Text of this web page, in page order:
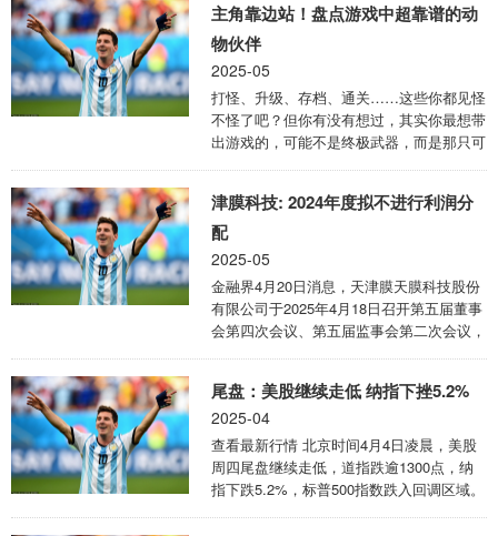
维护项目参建各方主体、农民工合法权益以
及促进建筑业高质量发展提供强有力的制度
保障。在取得综合治理成效的同时，也存在
个别参建主体款项拨付不及时、尾款或薪资
产生纠纷等问题。 现公布两起欠款欠薪处
置典型案例，请各参建主体引以为戒，举一
反三，提升合同履约意识，确保工程款、工
人工资按合同约定及时足额支付，自身权益
受 ...
主角靠边站！盘点游戏中超靠谱的动
物伙伴
2025-05
打怪、升级、存档、通关……这些你都见怪
不怪了吧？但你有没有想过，其实你最想带
出游戏的，可能不是终极武器，而是那只可
到骨子里的“萌宠担当”，看看你最想rua哪一
个！ 皮卡丘——《宝可梦》 说到游戏界的
动物伙伴扛把子，皮卡丘绝对是C位出道级
别。作为《宝可梦》系列的招牌形象，这只
黄黄的电气老鼠凭借圆滚滚的造型、软萌的
叫声和不容小觑的“十万伏特”，绝对是一众
玩家心中难以替代的经典。在动画中，它更
是小智的亲密战友，忠诚又有个性。 ...
津膜科技: 2024年度拟不进行利润分
配
2025-05
金融界4月20日消息，天津膜天膜科技股份
有限公司于2025年4月18日召开第五届董事
会第四次会议、第五届监事会第二次会议，
东的净利润为1104.74万元，母公司实现净
利润为135.41万元。截至2024年12月31
日，公司合并报表未分配利润为-82104.35
万元，母公司未分配利润为-74167.92万
元。公司拟定2024年度利润分配预案为不
尾盘：美股继续走低 纳指下挫5.2%
2025-04
查看最新行情 北京时间4月4日凌晨，美股
周四尾盘继续走低，道指跌逾1300点，纳
指下跌5.2%，标普500指数跌入回调区域。